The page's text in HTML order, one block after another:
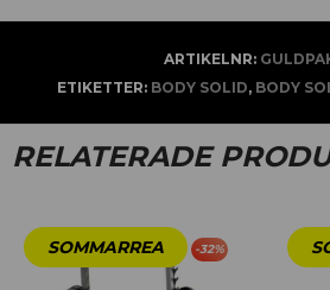
ARTIKELNR:
ETIKETTER: BODY SOLID, BODY
RELATERADE
-32%